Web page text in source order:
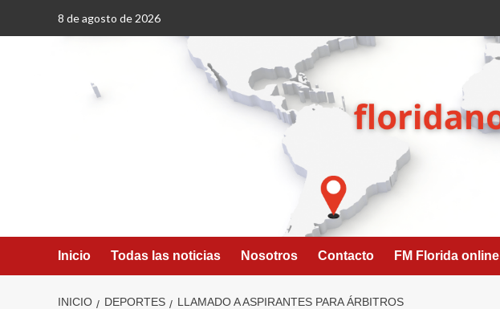
8 de agosto de 2026
Inicio Todas las noticias Nosotros Contacto FM Florida online
INICIO DEPORTES LLAMADO A ASPIRANTES PARA ÁRBITROS